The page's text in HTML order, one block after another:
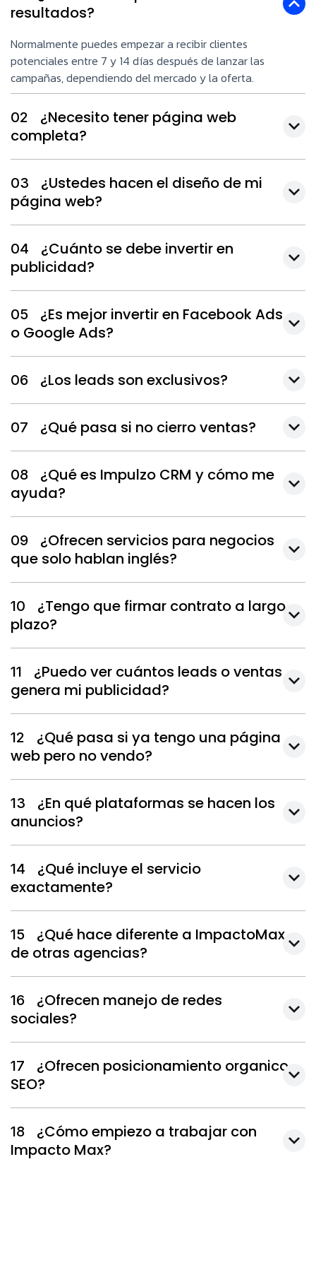
resultados?
Normalmente puedes empezar a recibir clientes
potenciales entre 7 y 14 días después de lanzar las
campañas, dependiendo del mercado y la oferta.
02
¿Necesito tener página web
completa?
03
¿Ustedes hacen el diseño de mi
página web?
04
¿Cuánto se debe invertir en
publicidad?
05
¿Es mejor invertir en Facebook Ads
o Google Ads?
06 ¿Los leads son exclusivos?
07 ¿Qué pasa si no cierro ventas?
08
¿Qué es Impulzo CRM y cómo me
ayuda?
09
¿Ofrecen servicios para negocios
que solo hablan inglés?
10
¿Tengo que firmar contrato a largo
plazo?
11
¿Puedo ver cuántos leads o ventas
genera mi publicidad?
12
¿Qué pasa si ya tengo una página
web pero no vendo?
13
¿En qué plataformas se hacen los
anuncios?
14
¿Qué incluye el servicio
exactamente?
15
¿Qué hace diferente a ImpactoMax
de otras agencias?
16
¿Ofrecen manejo de redes
sociales?
17
¿Ofrecen posicionamiento organico
SEO?
18
¿Cómo empiezo a trabajar con
Impacto Max?